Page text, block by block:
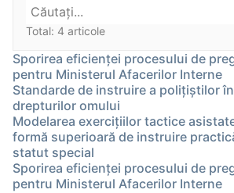
Total: 4 articole
Sporirea eficienţei procesului de
pentru Ministerul Afacerilor Interne
Standarde de instruire a poliţiştilor
drepturilor omului
Modelarea exerciţiilor tactice
formă superioară de instruire
statut special
Sporirea eficienţei procesului de
pentru Ministerul Afacerilor Interne